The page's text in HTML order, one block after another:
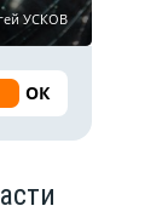
УСКОВ
ОК